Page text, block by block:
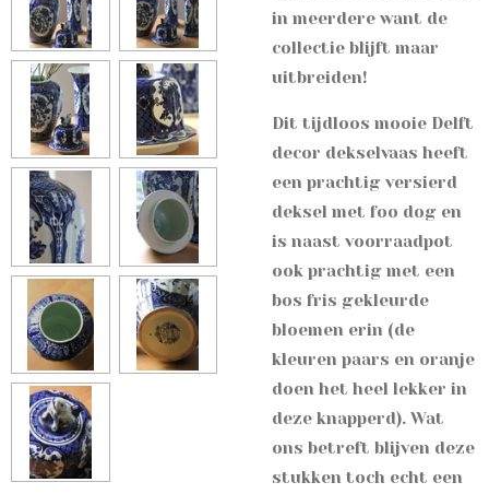
in meerdere want de
collectie blijft maar
uitbreiden!
Dit tijdloos mooie Delft
decor dekselvaas heeft
een prachtig versierd
deksel met foo dog en
is naast voorraadpot
ook prachtig met een
bos fris gekleurde
bloemen erin (de
kleuren paars en oranje
doen het heel lekker in
deze knapperd). Wat
ons betreft blijven deze
stukken toch echt een